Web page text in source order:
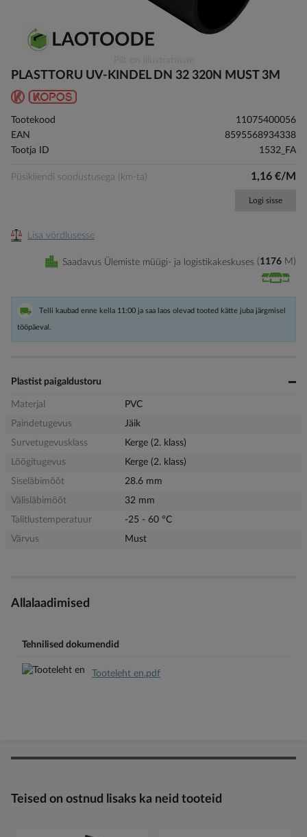
to
beginning
of
gallery
PLASTTORU UV-KINDEL DN 32 320N MUST 3M
Tootekood
11075400056
EAN
8595568934338
Tootja ID
1532_FA
Püsikliendi soodustusega (km-ta) 1,16 €/M
Logi sisse
Lisa võrdlusesse
Saadavus Ülemiste müügi- ja logistikakeskuses 1176 M
Telli kaubad enne kella 11:00 ja saa laos olevad tooted kätte juba järgmisel
tööpäeval.
Plastist paigaldustoru
Materjal
PVC
Paindetugevus
Jäik
Survetugevusklass
Kerge (2. klass)
Löögitugevus
Kerge (2. klass)
Siseläbimõõt
28.6 mm
Välisläbimõõt
32 mm
Talitlustemperatuur
-25 - 60 °C
Värvus
Must
Allalaadimised
Tehnilised dokumendid
Tooteleht en.pdf
Teised on ostnud lisaks ka neid tooteid